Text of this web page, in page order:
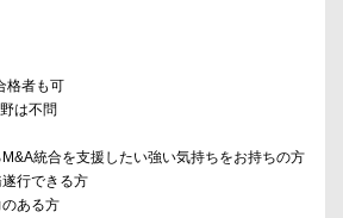
格者も可
は不問
M&A統合を支援したい強い気持ちをお持ちの方
遂行できる方
のある方